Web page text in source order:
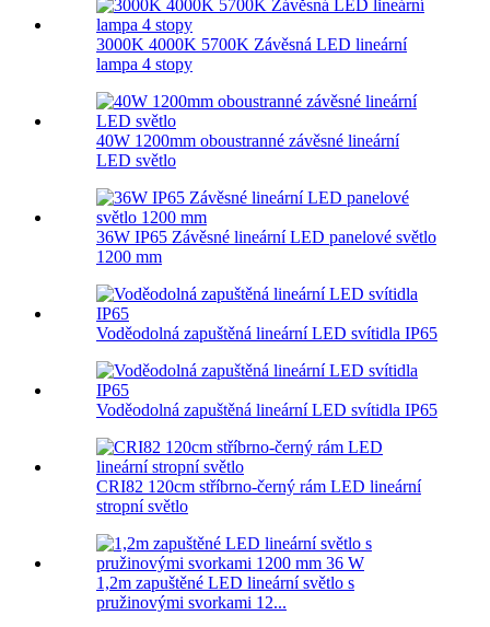
3000K 4000K 5700K Závěsná LED lineární
lampa 4 stopy
40W 1200mm oboustranné závěsné lineární
LED světlo
36W IP65 Závěsné lineární LED panelové světlo
1200 mm
Voděodolná zapuštěná lineární LED svítidla IP65
Voděodolná zapuštěná lineární LED svítidla IP65
CRI82 120cm stříbrno-černý rám LED lineární
stropní světlo
1,2m zapuštěné LED lineární světlo s
pružinovými svorkami 12...